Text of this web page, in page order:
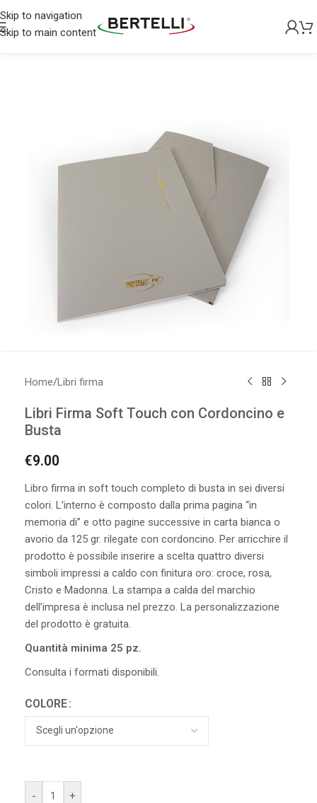
Skip to navigation
Skip to main content
Home/Libri firma
Libri Firma Soft Touch con Cordoncino e
Busta
€9.00
Libro firma in soft touch completo di busta in sei diversi
colori. L’interno è composto dalla prima pagina “in
memoria di” e otto pagine successive in carta bianca o
avorio da 125 gr. rilegate con cordoncino. Per arricchire il
prodotto è possibile inserire a scelta quattro diversi
simboli impressi a caldo con finitura oro: croce, rosa,
Cristo e Madonna. La stampa a calda del marchio
dell’impresa è inclusa nel prezzo. La personalizzazione
del prodotto è gratuita.
Quantità minima 25 pz.
Consulta i formati disponibili.
COLORE
- +